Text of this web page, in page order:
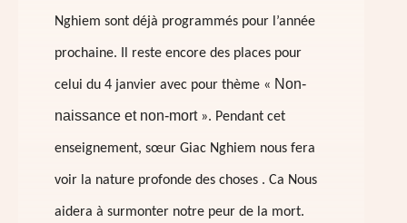
Nghiem sont déjà programmés pour l’année
prochaine. Il reste encore des places pour
celui du 4 janvier avec pour thème « Non-
naissance et non-mort». Pendant cet
enseignement, sœur Giac Nghiem nous fera
voir la nature profonde des choses . Ca Nous
aidera à surmonter notre peur de la mort.